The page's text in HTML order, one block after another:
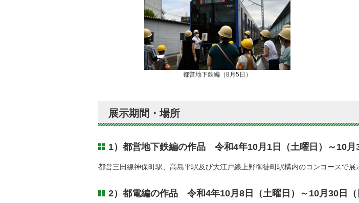
都営地下鉄編（8月5日）
展示期間・場所
1）都営地下鉄編の作品 令和4年10月1日（土曜日）～10月
都営三田線神保町駅、高島平駅及び大江戸線上野御徒町駅構内のコンコースで展
2）都電編の作品 令和4年10月8日（土曜日）～10月30日（